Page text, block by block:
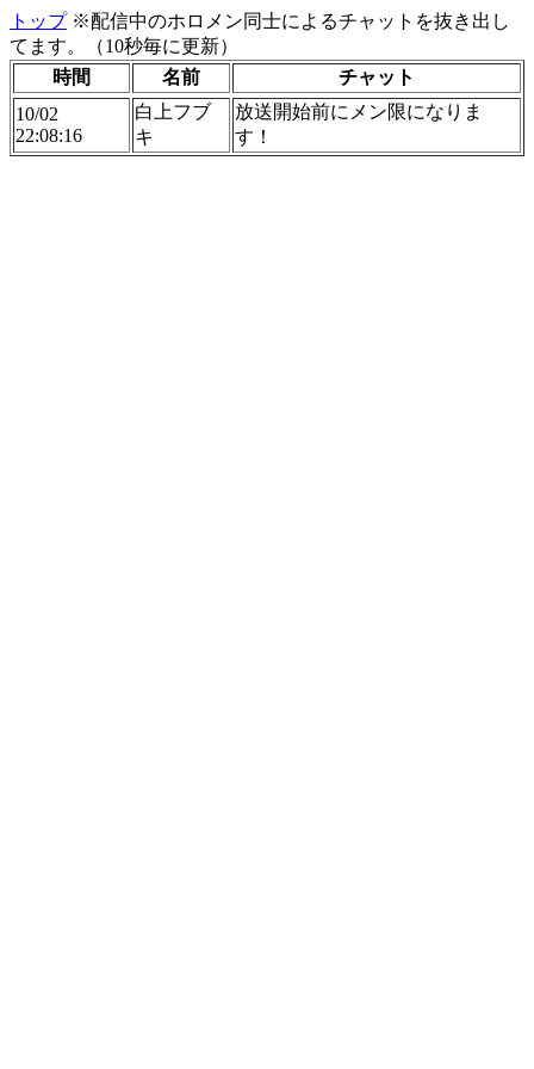
トップ※配信中のホロメン同士によるチャットを抜き出し
てます。（10秒毎に更新）
時間
名前
チャット
10/02
22:08:16
白上フブ
キ
放送開始前にメン限になりま
す！